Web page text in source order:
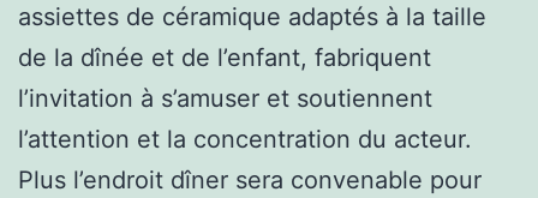
assiettes de céramique adaptés à la taille
de la dînée et de l’enfant, fabriquent
l’invitation à s’amuser et soutiennent
l’attention et la concentration du acteur.
Plus l’endroit dîner sera convenable pour